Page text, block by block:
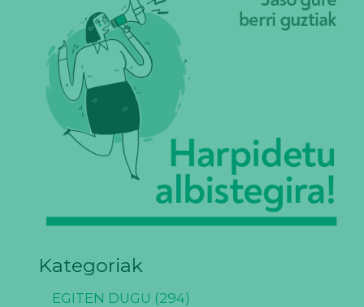
Kategoriak
EGITEN DUGU (294)